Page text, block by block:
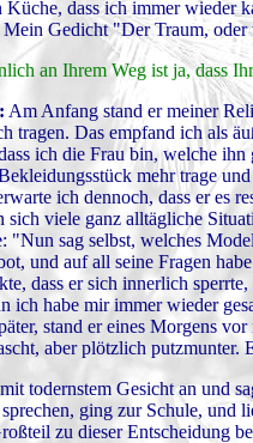
Küche, dass ich immer wieder
Gedicht "Der Traum,
an Ihrem Weg ist ja, dass
Am Anfang stand er meiner
tragen. Das empfand ich als
ich die Frau bin, welche
mehr trage
ich dennoch, dass er es
sich viele ganz alltägliche
"Nun sag selbst, welches
und auf all seine Fragen
dass er sich innerlich
ich habe mir immer wieder
stand er eines Morgens
aber plötzlich putzmunter.
todernstem Gesicht an und
ging zur Schule, und
zu dieser Entscheidung